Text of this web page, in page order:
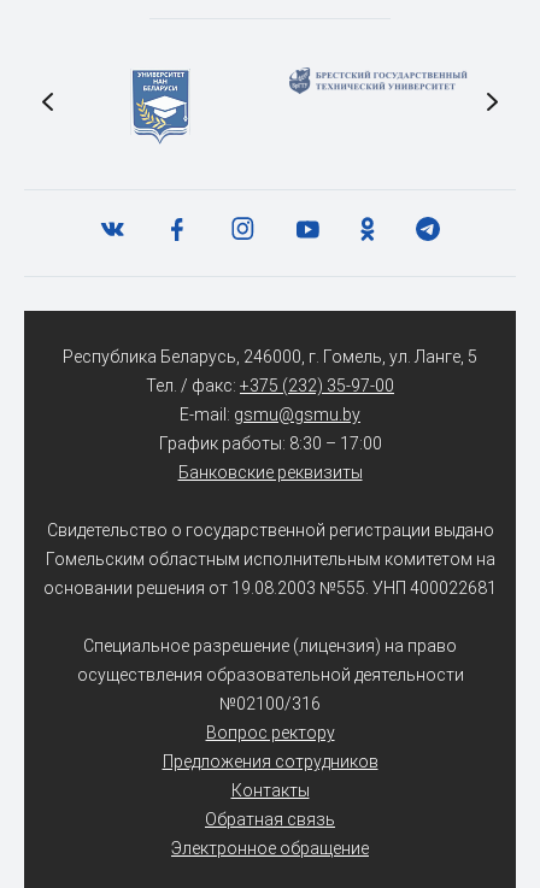
Республика Беларусь, 246000, г. Гомель, ул. Ланге, 5
Тел. / факс: +375 (232) 35-97-00
E-mail: gsmu@gsmu.by
График работы: 8:30 – 17:00
Банковские реквизиты
Свидетельство о государственной регистрации выдано
Гомельским областным исполнительным комитетом на
основании решения от 19.08.2003 №555. УНП 400022681
Специальное разрешение (лицензия) на право
осуществления образовательной деятельности
№02100/316
Вопрос ректору
Предложения сотрудников
Контакты
Обратная связь
Электронное обращение